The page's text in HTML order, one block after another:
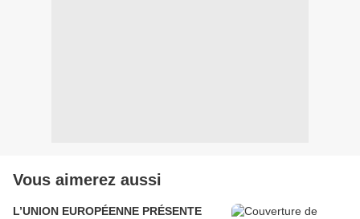
Vous aimerez aussi
L’UNION EUROPÉENNE PRÉSENTE